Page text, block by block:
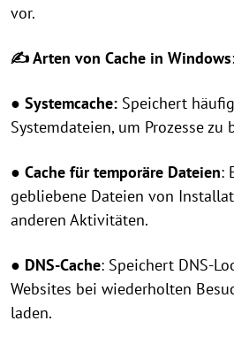
vor.
✍ Arten von Cache in
● Systemcache: Speichert
Systemdateien, um Prozesse zu
● Cache für temporäre Dateien:
gebliebene Dateien von
anderen Aktivitäten.
● DNS-Cache: Speichert DNS-
Websites bei wiederholten
laden.